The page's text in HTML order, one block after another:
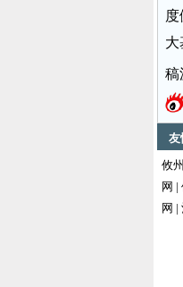
大
稿
友
攸
网 |
网 |